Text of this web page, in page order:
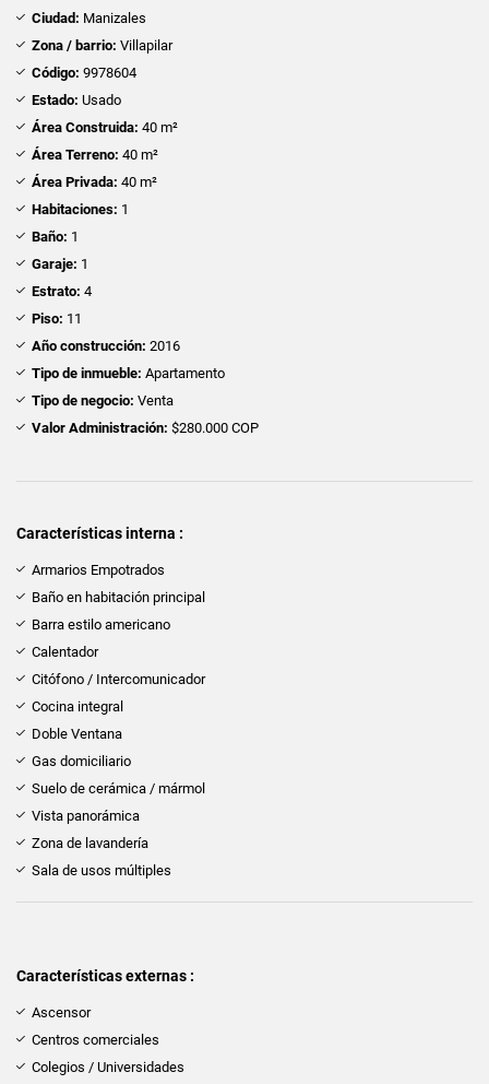
Ciudad: Manizales
Zona / barrio: Villapilar
Código: 9978604
Estado: Usado
Área Construida: 40 m²
Área Terreno: 40 m²
Área Privada: 40 m²
Habitaciones: 1
Baño: 1
Garaje: 1
Estrato: 4
Piso: 11
Año construcción: 2016
Tipo de inmueble: Apartamento
Tipo de negocio: Venta
Valor Administración: $280.000 COP
Características interna :
Armarios Empotrados
Baño en habitación principal
Barra estilo americano
Calentador
Citófono / Intercomunicador
Cocina integral
Doble Ventana
Gas domiciliario
Suelo de cerámica / mármol
Vista panorámica
Zona de lavandería
Sala de usos múltiples
Características externas :
Ascensor
Centros comerciales
Colegios / Universidades